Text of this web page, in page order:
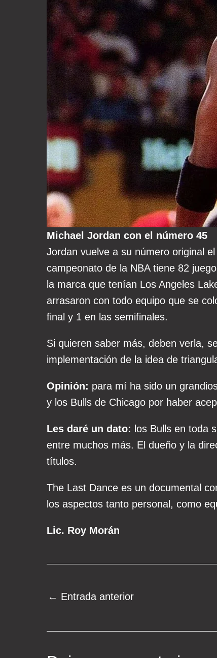
Michael Jordan con el número 45
Jordan vuelve a su número original
campeonato de la NBA tiene 82
la marca que tenían Los Angeles
arrasaron con todo equipo que se
final y 1 en las semifinales.
Si quieren saber más, deben verla,
implementación de la idea de
Opinión: para mí ha sido un
y los Bulls de Chicago por haber
Les daré un dato: los Bulls en toda
entre muchos más. El dueño y la
títulos.
The Last Dance es un documental
los aspectos tanto personal, como
Lic. Roy Morán
Navegación
← Entrada anterior